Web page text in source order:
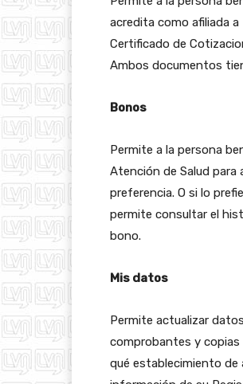
acredita como afiliada
Certificado de
Ambos documentos
Bonos
Permite a la persona
Atención de Salud
preferencia. O si lo
permite consultar el
bono.
Mis datos
Permite actualizar
comprobantes y copias
qué establecimiento de